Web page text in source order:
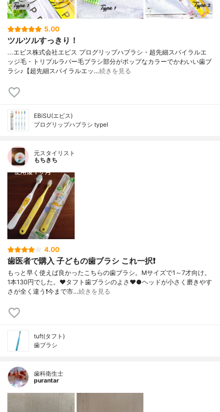
5.00
ツルツルすっきり！
...エビス株式会社エビス プログリップハブラシ・超先細スパイラルエ
ッジ毛・トリプルラバー毛ブラシ部分がポップなカラーでかわいい歯ブ
ラシ♪【超先細スパイラルエッ…続きを見る
EBiSU(エビス)
プログリップハブラシ typeⅠ
元スタイリスト
もちきち
4.00
歯医者で購入 子どもの歯ブラシ これ一択❗
もっと早く使えば良かったこちらの歯ブラシ。Mサイズで1～7才向け。
1本130円でした。♥️タフト歯ブラシのよさ♥️●ヘッドが小さく磨きやす
さが全く違う❗今まで市…続きを見る
tuft(タフト)
歯ブラシ
歯科衛生士
purantar